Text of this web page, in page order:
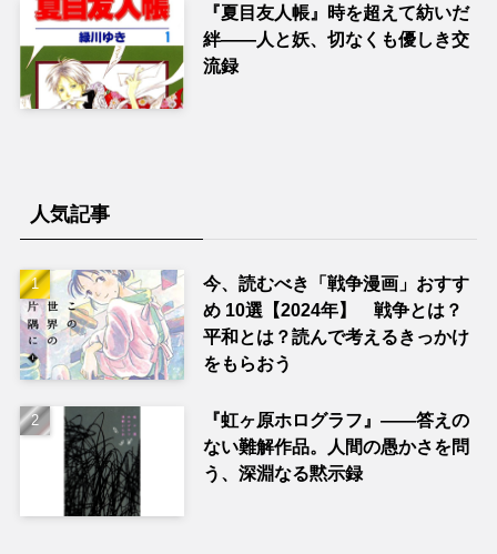
『夏目友人帳』時を超えて紡いだ
絆――人と妖、切なくも優しき交
流録
人気記事
今、読むべき「戦争漫画」おすす
め 10選【2024年】 戦争とは？
平和とは？読んで考えるきっかけ
をもらおう
『虹ヶ原ホログラフ』——答えの
ない難解作品。人間の愚かさを問
う、深淵なる黙示録